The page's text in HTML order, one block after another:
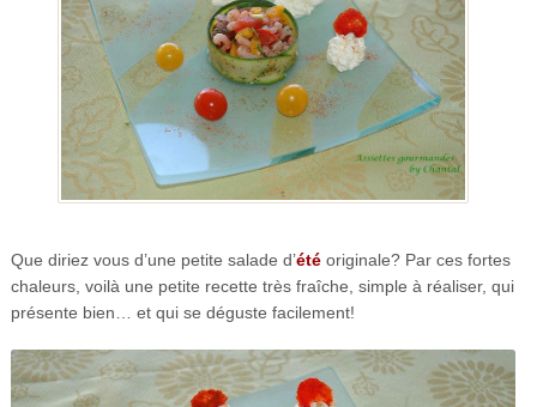
Que diriez vous d’une petite salade d’étéoriginale? Par ces fortes
chaleurs, voilà une petite recette très fraîche, simple à réaliser, qui
présente bien… et qui se déguste facilement!